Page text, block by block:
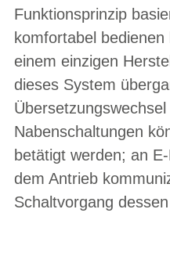
Funktionsprinzip
komfortabel
einem einzigen
dieses System
Nabenschaltungen
betätigt werden; an
dem Antrieb
Schaltvorgang